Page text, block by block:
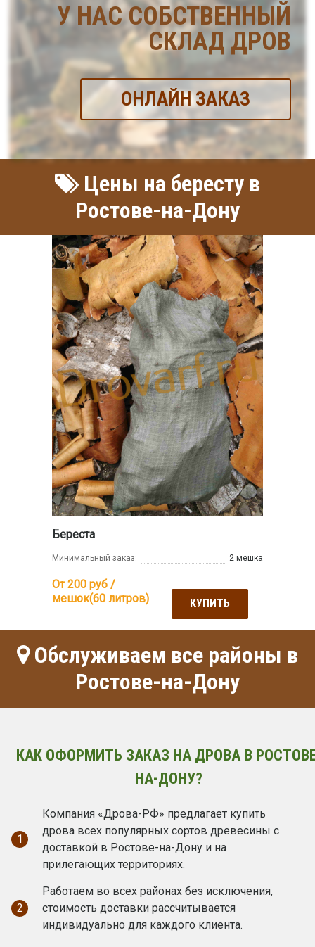
У НАС СОБСТВЕННЫЙ
СКЛАД ДРОВ
ОНЛАЙН ЗАКАЗ
Цены на бересту в
Ростове-на-Дону
Береста
Минимальный заказ: 2 мешка
От 200 руб /
мешок(60 литров)
КУПИТЬ
Обслуживаем все районы в
Ростове-на-Дону
КАК ОФОРМИТЬ ЗАКАЗ НА ДРОВА В
НА-ДОНУ?
1
Компания «Дрова-РФ» предлагает купить
дрова всех популярных сортов древесины с
доставкой в Ростове-на-Дону и на
прилегающих территориях.
2
Работаем во всех районах без исключения,
стоимость доставки рассчитывается
индивидуально для каждого клиента.